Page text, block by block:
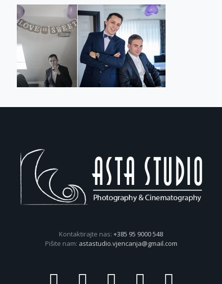
Kontaktirajte nas: +385 95 9000 548
Pišite nam: astastudio.vjencanja@gmail.com